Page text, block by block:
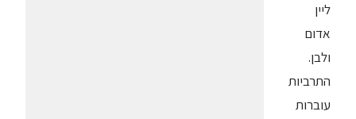
ליין
אדום
ולבן.
התרביות
עוברות